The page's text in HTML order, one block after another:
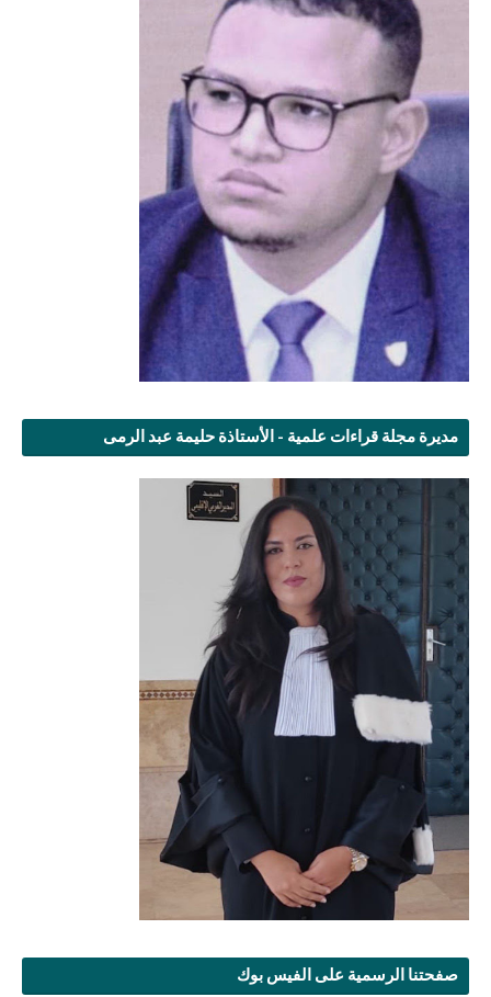
مديرة مجلة قراءات علمية - الأستاذة حليمة عبد الرمى
صفحتنا الرسمية على الفيس بوك